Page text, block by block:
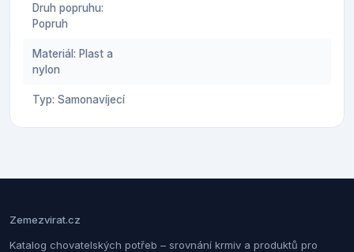
Druh popruhu:
Popruh
Materiál: Plast a
nylon
Typ: Samonavíjecí
Zemezvirat.cz
Katalog chovatelských potřeb – srovnání krmiv a produktů pro